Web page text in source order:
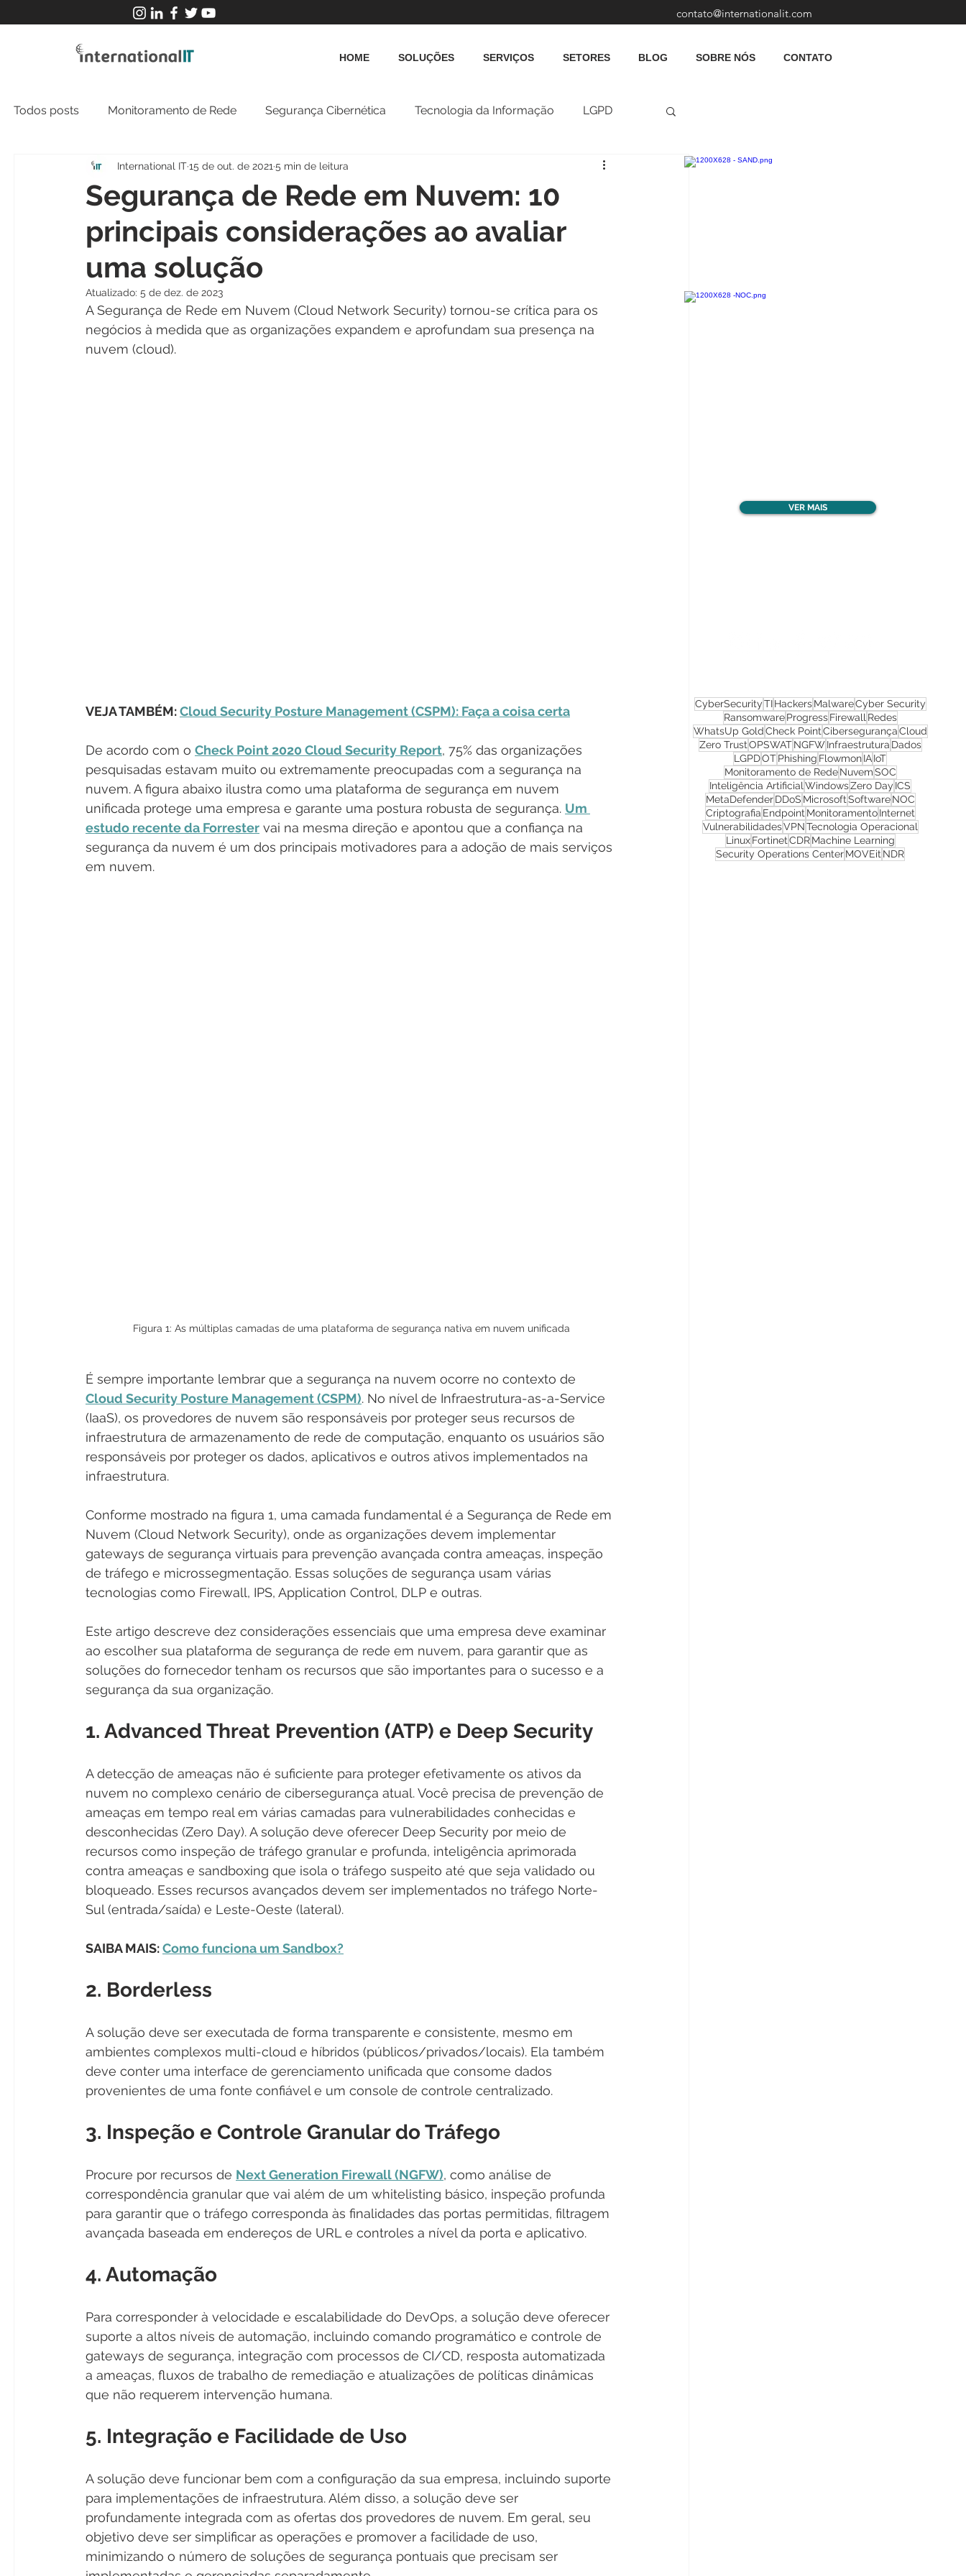
contato@internationalit.com
HOME SOLUÇÕES SERVIÇOS SETORES BLOG SOBRE NÓS CONTATO
Todos posts Monitoramento de Rede Segurança Cibernética Tecnologia da Informação LGPD
NOC Tecnologia Operacional
Segurança de Rede em Nuvem: 10
principais considerações ao avaliar
uma solução
International IT15 de out. de 2021 5 min de leitura
Atualizado: 5 de dez. de 2023
A Segurança de Rede em Nuvem (Cloud Network Security) tornou-se crítica para os
negócios à medida que as organizações expandem e aprofundam sua presença na
nuvem (cloud).
VEJA TAMBÉM: Cloud Security Posture Management (CSPM): Faça a coisa certa
De acordo com o Check Point 2020 Cloud Security Report, 75% das organizações
pesquisadas estavam muito ou extremamente preocupadas com a segurança na
nuvem. A figura abaixo ilustra como uma plataforma de segurança em nuvem
unificada protege uma empresa e garante uma postura robusta de segurança. Um
estudo recente da Forrester vai na mesma direção e apontou que a confiança na
segurança da nuvem é um dos principais motivadores para a adoção de mais serviços
em nuvem.
Figura 1: As múltiplas camadas de uma plataforma de segurança nativa em nuvem unificada
É sempre importante lembrar que a segurança na nuvem ocorre no contexto de
Cloud Security Posture Management (CSPM). No nível de Infraestrutura-as-a-Service
(IaaS), os provedores de nuvem são responsáveis ​​por proteger seus recursos de
infraestrutura de armazenamento de rede de computação, enquanto os usuários são
responsáveis ​​por proteger os dados, aplicativos e outros ativos implementados na
infraestrutura.
Conforme mostrado na figura 1, uma camada fundamental é a Segurança de Rede em
Nuvem (Cloud Network Security), onde as organizações devem implementar
gateways de segurança virtuais para prevenção avançada contra ameaças, inspeção
de tráfego e microssegmentação. Essas soluções de segurança usam várias
tecnologias como Firewall, IPS, Application Control, DLP e outras.
Este artigo descreve dez considerações essenciais que uma empresa deve examinar
ao escolher sua plataforma de segurança de rede em nuvem, para garantir que as
soluções do fornecedor tenham os recursos que são importantes para o sucesso e a
segurança da sua organização.
1. Advanced Threat Prevention (ATP) e Deep Security
A detecção de ameaças não é suficiente para proteger efetivamente os ativos da
nuvem no complexo cenário de cibersegurança atual. Você precisa de prevenção de
ameaças em tempo real em várias camadas para vulnerabilidades conhecidas e
desconhecidas (Zero Day). A solução deve oferecer Deep Security por meio de
recursos como inspeção de tráfego granular e profunda, inteligência aprimorada
contra ameaças e sandboxing que isola o tráfego suspeito até que seja validado ou
bloqueado. Esses recursos avançados devem ser implementados no tráfego Norte-
Sul (entrada/saída) e Leste-Oeste (lateral).
SAIBA MAIS: Como funciona um Sandbox?
2. Borderless
A solução deve ser executada de forma transparente e consistente, mesmo em
ambientes complexos multi-cloud e híbridos (públicos/privados/locais). Ela também
deve conter uma interface de gerenciamento unificada que consome dados
provenientes de uma fonte confiável e um console de controle centralizado.
3. Inspeção e Controle Granular do Tráfego
Procure por recursos de Next Generation Firewall (NGFW), como análise de
correspondência granular que vai além de um whitelisting básico, inspeção profunda
para garantir que o tráfego corresponda às finalidades das portas permitidas, filtragem
avançada baseada em endereços de URL e controles a nível da porta e aplicativo.
4. Automação
Para corresponder à velocidade e escalabilidade do DevOps, a solução deve oferecer
suporte a altos níveis de automação, incluindo comando programático e controle de
gateways de segurança, integração com processos de CI/CD, resposta automatizada
a ameaças, fluxos de trabalho de remediação e atualizações de políticas dinâmicas
que não requerem intervenção humana.
5. Integração e Facilidade de Uso
A solução deve funcionar bem com a configuração da sua empresa, incluindo suporte
para implementações de infraestrutura. Além disso, a solução deve ser
profundamente integrada com as ofertas dos provedores de nuvem. Em geral, seu
objetivo deve ser simplificar as operações e promover a facilidade de uso,
minimizando o número de soluções de segurança pontuais que precisam ser
CyberSecurityTI Hackers MalwareCyber Security
Ransomware Progress Firewall Redes
WhatsUp GoldCheck PointCibersegurançaCloud
Zero TrustOPSWAT NGFW Infraestrutura Dados
LGPDOTPhishing FlowmonIAIoT
Monitoramento de Rede NuvemSOC
Inteligência Artificial WindowsZero Day ICS
MetaDefender DDoS MicrosoftSoftware NOC
Criptografia Endpoint Monitoramento Internet
VulnerabilidadesVPNTecnologia Operacional
Linux FortinetCDR Machine Learning
Security Operations CenterMOVEit NDR
VER MAIS